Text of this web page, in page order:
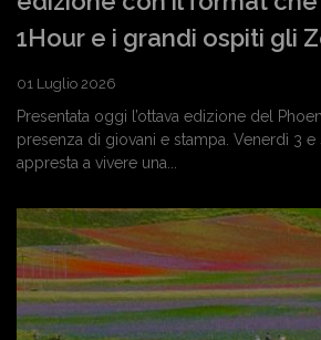
1Hour e i grandi ospiti gli
01 Luglio 2026
Presentata oggi l’ottava edizione del
presenza di giovani e stampa. Venerdì 3
appresta a vivere una...